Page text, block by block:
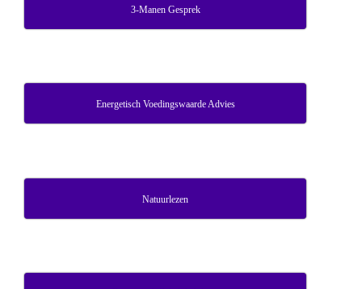
3-Manen Gesprek
Energetisch Voedingswaarde Advies
Natuurlezen